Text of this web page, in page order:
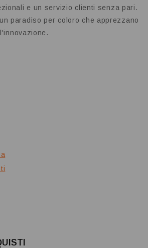
e un servizio clienti senza pari.
paradiso per coloro che apprezzano